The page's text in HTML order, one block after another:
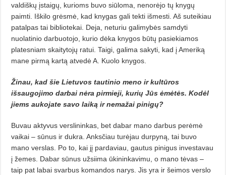
valdiškų įstaigų, kurioms buvo siūloma, nenorėjo tų knygų
paimti. Iškilo grėsmė, kad knygas gali tekti išmesti. Aš suteikiau
patalpas tai bibliotekai. Deja, neturiu galimybės samdyti
nuolatinio darbuotojo, kurio dėka knygos būtų pasiekiamos
platesniam skaitytojų ratui. Taigi, galima sakyti, kad į Ameriką
mane pirmą kartą atvedė A. Kuolo knygos.
Žinau, kad šie Lietuvos tautinio meno ir kultūros
išsaugojimo darbai nėra pirmieji, kurių Jūs ėmėtės. Kodėl
jiems aukojate savo laiką ir nemažai pinigų?
Buvau aktyvus verslininkas, bet dabar mano darbus perėmė
vaikai – sūnus ir dukra. Anksčiau turėjau durpyną, tai buvo
mano verslas. Po to, kai jį pardaviau, gautus pinigus investavau
į žemes. Dabar sūnus užsiima ūkininkavimu, o mano tėvas –
taip pat labai svarbus komandos narys. Jis yra ir šeimos verslo